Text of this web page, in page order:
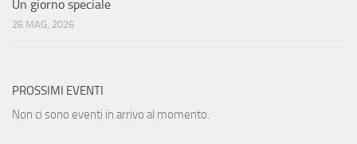
Un giorno speciale
26 MAG, 2026
PROSSIMI EVENTI
Non ci sono eventi in arrivo al momento.